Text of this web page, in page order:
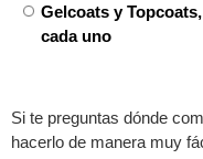
Gelcoats y
cada uno
Si te preguntas dónde
hacerlo de manera muy